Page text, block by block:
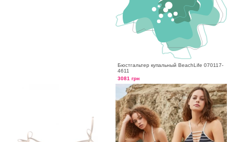
Бюстгальтер купальный BeachLife 070117-
4611
3081 грн